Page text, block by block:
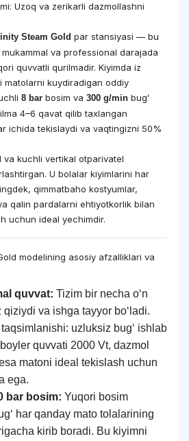
Uzoq va zerikarli dazmollashni
Steam Gold par stansiyasi — bu
va professional darajada
quvvatli qurilmadir. Kiyimda iz
matolarni kuydiradigan oddiy
8 bar bosim va 300 g/min bugʻ
4–6 qavat qilib taxlangan
ichida tekislaydi va vaqtingizni 50%
va kuchli vertikal otparivatel
U bolalar kiyimlarini har
qimmatbaho kostyumlar,
qalin pardalarni ehtiyotkorlik bilan
uchun ideal yechimdir.
modelining asosiy afzalliklari va
quvvat: Tizim bir necha oʻn
va ishga tayyor boʻladi.
uzluksiz bugʻ ishlab
quvvati 2000 Vt, dazmol
matoni ideal tekislash uchun
ega.
bar bosim: Yuqori bosim
har qanday mato tolalarining
kirib boradi. Bu kiyimni